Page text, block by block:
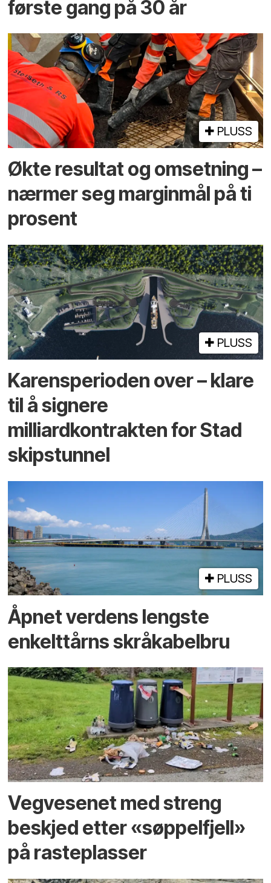
første gang på 30 år
PLUSS
Økte resultat og omsetning –
nærmer seg marginmål på ti
prosent
PLUSS
Karensperioden over – klare
til å signere
milliardkontrakten for Stad
skipstunnel
PLUSS
Åpnet verdens lengste
enkelt­tårns skrå­kabel­bru
Vegvesenet med streng
beskjed etter «søppelfjell»
på rasteplasser